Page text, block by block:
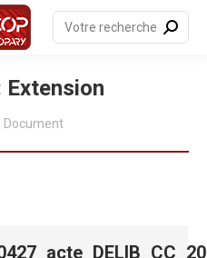
Recherche
:
Extension
Document